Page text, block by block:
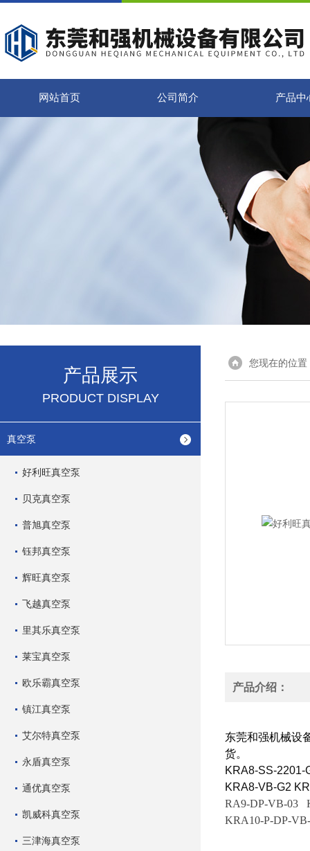
网站首页 公司简介 产品中
产品展示
PRODUCT DISPLAY
真空泵
好利旺真空泵
贝克真空泵
普旭真空泵
钰邦真空泵
辉旺真空泵
飞越真空泵
里其乐真空泵
莱宝真空泵
欧乐霸真空泵
镇江真空泵
艾尔特真空泵
永盾真空泵
通优真空泵
凯威科真空泵
三津海真空泵
您现在的位置
产品介绍：
东莞和强机械设
货。
KRA8-SS-2201-
KRA8-VB-G2
RA9-DP-VB-03
KRA10-P-DP-